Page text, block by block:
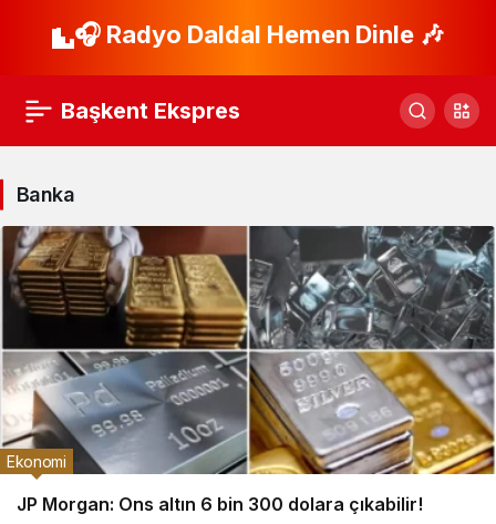
🎧 Radyo Daldal Hemen Dinle 🎶
Başkent Ekspres
Banka
JP Morgan: Ons altın 6 bin 300 dolara çıkabilir!
Ekonomi